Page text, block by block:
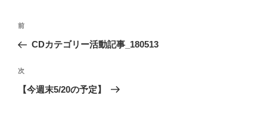
投
ナ
ビ
ゲ
前
の
稿
前
CDカテゴリー活動記事_180513
次
の
次
【今週末5/20の予定】